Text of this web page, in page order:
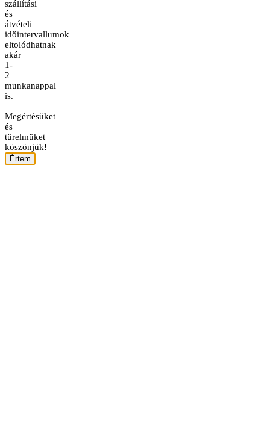
szállítási
és
átvételi
időintervallumok
eltolódhatnak
akár
1-
2
munkanappal
is.
Megértésüket
és
türelmüket
köszönjük!
Értem